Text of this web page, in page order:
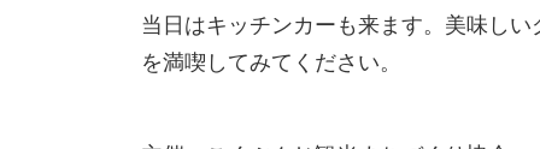
当日はキッチンカーも来ます。美味し
を満喫してみてください。